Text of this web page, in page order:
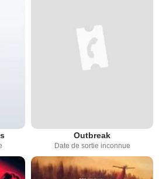
Outbreak
Date de sortie inconnue